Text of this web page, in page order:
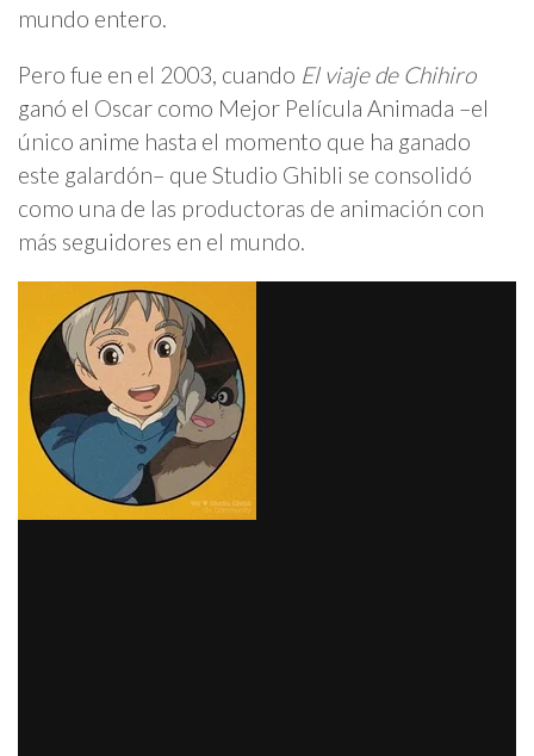
mundo entero.
Pero fue en el 2003, cuando El viaje de Chihiro
ganó el Oscar como Mejor Película Animada –el
único anime hasta el momento que ha ganado
este galardón– que Studio Ghibli se consolidó
como una de las productoras de animación con
más seguidores en el mundo.